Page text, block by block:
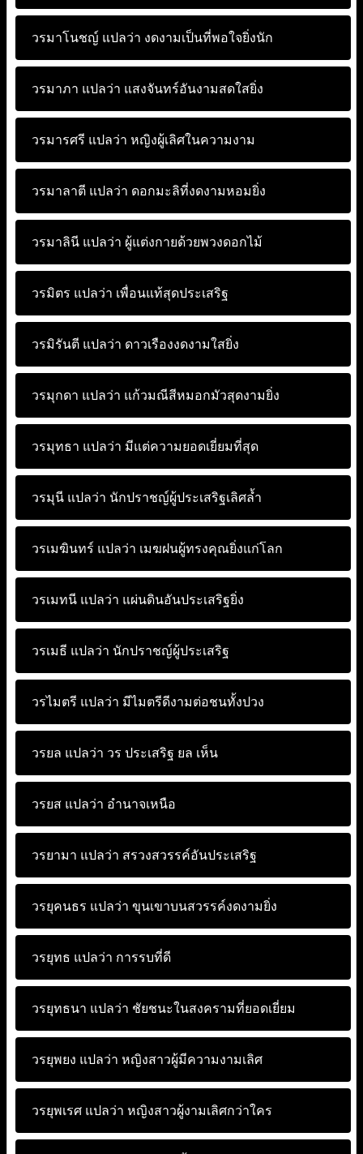
วรมาโนชญ์ แปลว่า งดงามเป็นที่พอใจยิ่งนัก
วรมาภา แปลว่า แสงจันทร์อันงามสดใสยิ่ง
วรมารศรี แปลว่า หญิงผู้เลิศในความงาม
วรมาลาตี แปลว่า ดอกมะลิที่งดงามหอมยิ่ง
วรมาลินี แปลว่า ผู้แต่งกายด้วยพวงดอกไม้
วรมิตร แปลว่า เพื่อนแท้สุดประเสริฐ
วรมิรันตี แปลว่า ดาวเรืองงดงามใสยิ่ง
วรมุกดา แปลว่า แก้วมณีสีหมอกมัวสุดงามยิ่ง
วรมุทธา แปลว่า มีแต่ความยอดเยี่ยมที่สุด
วรมุนี แปลว่า นักปราชญ์ผู้ประเสริฐเลิศล้ำ
วรเมฆินทร์ แปลว่า เมฆฝนผู้ทรงคุณยิ่งแก่โลก
วรเมทนี แปลว่า แผ่นดินอันประเสริฐยิ่ง
วรเมธี แปลว่า นักปราชญ์ผู้ประเสริฐ
วรไมตรี แปลว่า มีไมตรีดีงามต่อชนทั้งปวง
วรยล แปลว่า วร ประเสริฐ ยล เห็น
วรยส แปลว่า อำนาจเหนือ
วรยามา แปลว่า สรวงสวรรค์อันประเสริฐ
วรยุคนธร แปลว่า ขุนเขาบนสวรรค์งดงามยิ่ง
วรยุทธ แปลว่า การรบที่ดี
วรยุทธนา แปลว่า ชัยชนะในสงครามที่ยอดเยี่ยม
วรยุพยง แปลว่า หญิงสาวผู้มีความงามเลิศ
วรยุพเรศ แปลว่า หญิงสาวผู้งามเลิศกว่าใคร